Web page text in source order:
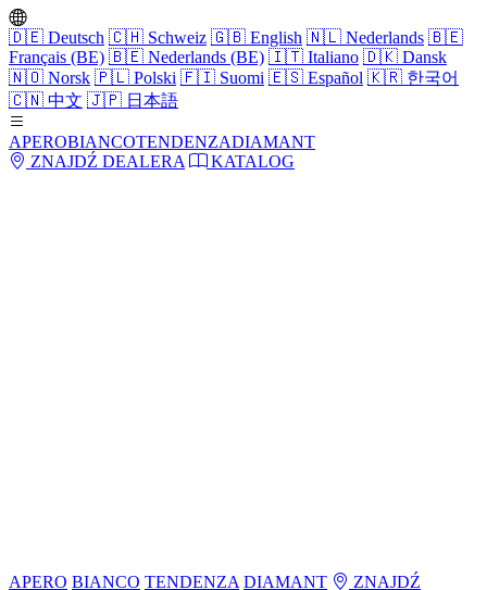
🇩🇪 Deutsch 🇨🇭 Schweiz 🇬🇧 English 🇳🇱 Nederlands 🇧🇪
Français (BE) 🇧🇪 Nederlands (BE) 🇮🇹 Italiano 🇩🇰 Dansk
🇳🇴 Norsk 🇵🇱 Polski 🇫🇮 Suomi 🇪🇸 Español 🇰🇷 한국어
🇨🇳 中文 🇯🇵 日本語
APEROBIANCOTENDENZADIAMANT
ZNAJDŹ DEALERA
KATALOG
APERO BIANCO TENDENZA DIAMANT
ZNAJDŹ